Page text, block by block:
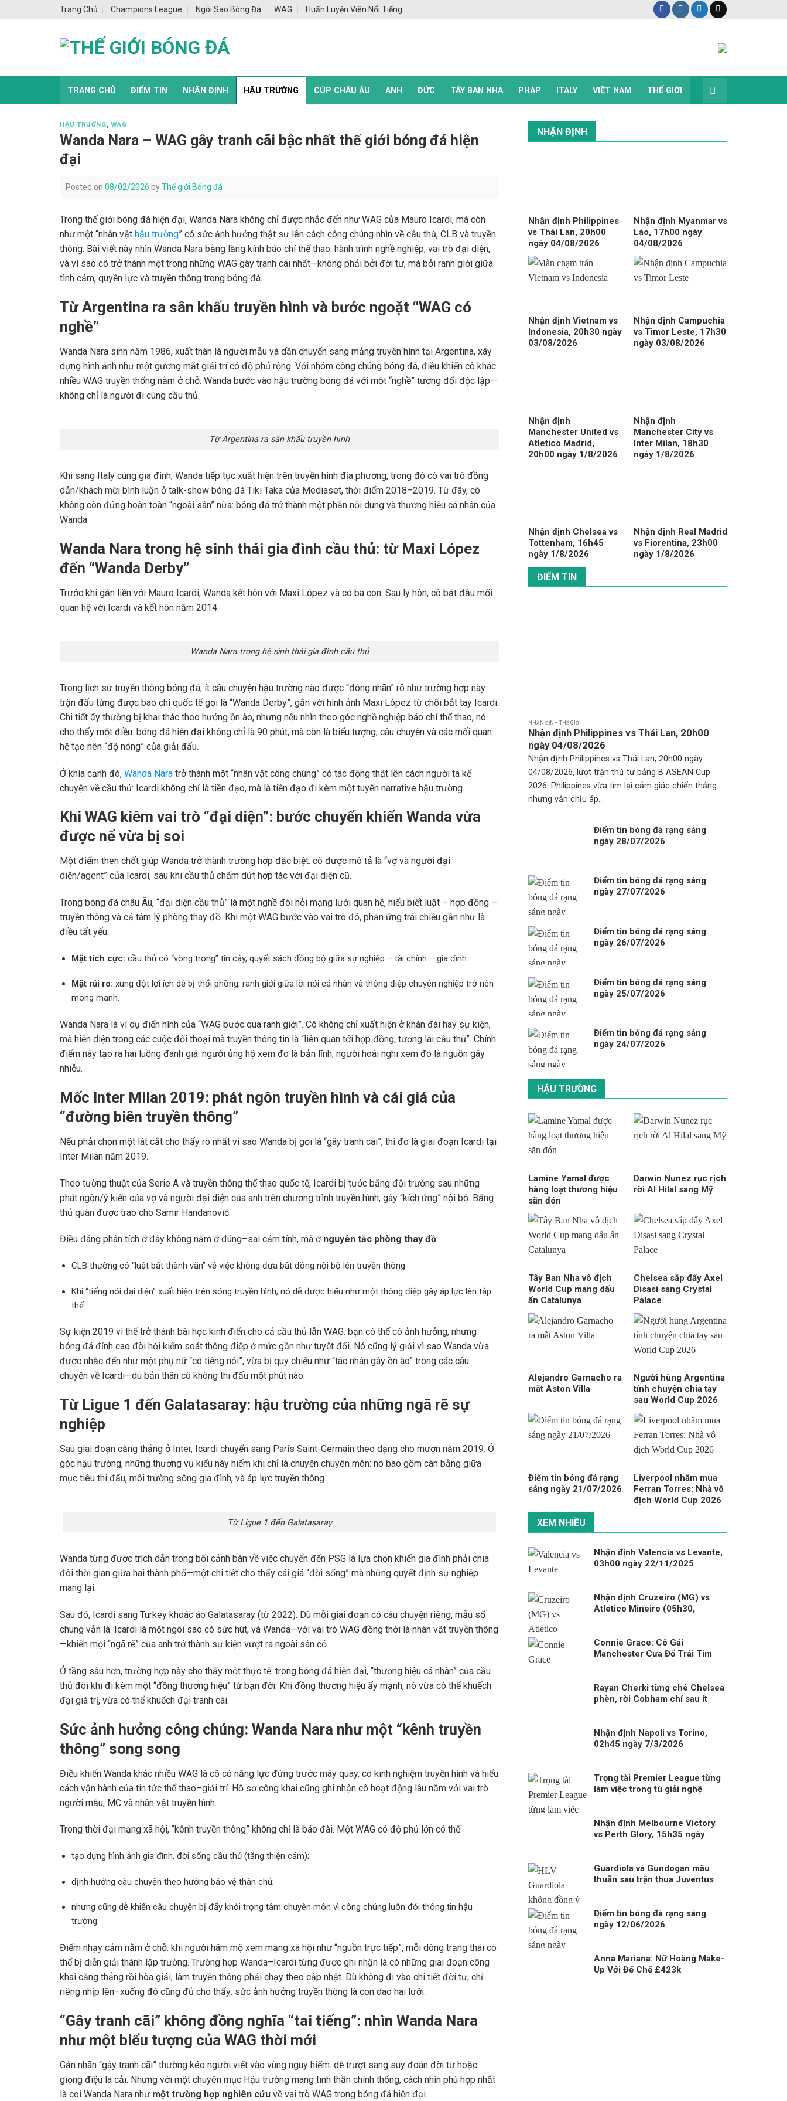
Trang Chủ Champions League Ngôi Sao Bóng Đá WAG Huấn Luyện Viên Nổi Tiếng
TRANG CHỦ ĐIỂM TIN NHẬN ĐỊNH HẬU TRƯỜNG CÚP CHÂU ÂU ANH ĐỨC TÂY BAN NHA PHÁP ITALY VIỆT NAM THẾ GIỚI
HẬU TRƯỜNG, WAG
Wanda Nara – WAG gây tranh cãi bậc nhất thế giới bóng đá hiện
đại
Posted on 08/02/2026 byThế giới Bóng đá
Trong thế giới bóng đá hiện đại, Wanda Nara không chỉ được nhắc đến như WAG của Mauro Icardi, mà còn
như một “nhân vật hậu trường” có sức ảnh hưởng thật sự lên cách công chúng nhìn về cầu thủ, CLB và truyền
thông. Bài viết này nhìn Wanda Nara bằng lăng kính báo chí thể thao: hành trình nghề nghiệp, vai trò đại diện,
và vì sao cô trở thành một trong những WAG gây tranh cãi nhất—không phải bởi đời tư, mà bởi ranh giới giữa
tình cảm, quyền lực và truyền thông trong bóng đá.
TừArgentina ra sân khấu truyền hình và bước ngoặt “WAG có
nghề”
Wanda Nara sinh năm 1986, xuất thân là người mẫu và dần chuyển sang mảng truyền hình tại Argentina, xây
dựng hình ảnh như một gương mặt giải trí có độ phủ rộng. Với nhóm công chúng bóng đá, điều khiến cô khác
nhiều WAG truyền thống nằm ở chỗ: Wanda bước vào hậu trường bóng đá với một “nghề” tương đối độc lập—
không chỉ là người đi cùng cầu thủ.
Từ Argentina ra sân khấu truyền hình
Khi sang Italy cùng gia đình, Wanda tiếp tục xuất hiện trên truyền hình địa phương, trong đó có vai trò đồng
dẫn/khách mời bình luận ở talk-show bóng đá Tiki Taka của Mediaset, thời điểm 2018–2019. Từ đây, cô
không còn đứng hoàn toàn “ngoài sân” nữa: bóng đá trở thành một phần nội dung và thương hiệu cá nhân của
Wanda.
Wanda Nara trong hệ sinh thái gia đình cầu thủ: từ Maxi López
đến “Wanda Derby”
Trước khi gắn liền với Mauro Icardi, Wanda kết hôn với Maxi López và có ba con. Sau ly hôn, cô bắt đầu mối
quan hệ với Icardi và kết hôn năm 2014.
Wanda Nara trong hệ sinh thái gia đình cầu thủ
Trong lịch sử truyền thông bóng đá, ít câu chuyện hậu trường nào được “đóng nhãn” rõ như trường hợp này:
trận đấu từng được báo chí quốc tế gọi là “Wanda Derby”, gắn với hình ảnh Maxi López từ chối bắt tay Icardi.
Chi tiết ấy thường bị khai thác theo hướng ồn ào, nhưng nếu nhìn theo góc nghề nghiệp báo chí thể thao, nó
cho thấy một điều: bóng đá hiện đại không chỉ là 90 phút, mà còn là biểu tượng, câu chuyện và các mối quan
hệ tạo nên “độ nóng” của giải đấu.
Ở khía cạnh đó, Wanda Nara trở thành một “nhân vật công chúng” có tác động thật lên cách người ta kể
chuyện về cầu thủ: Icardi không chỉ là tiền đạo, mà là tiền đạo đi kèm một tuyến narrative hậu trường.
Khi WAG kiêm vai trò “đại diện”: bước chuyển khiến Wanda vừa
được nể vừa bị soi
Một điểm then chốt giúp Wanda trở thành trường hợp đặc biệt: cô được mô tả là “vợ và người đại
diện/agent” của Icardi, sau khi cầu thủ chấm dứt hợp tác với đại diện cũ.
Trong bóng đá châu Âu, “đại diện cầu thủ” là một nghề đòi hỏi mạng lưới quan hệ, hiểu biết luật – hợp đồng –
truyền thông và cả tâm lý phòng thay đồ. Khi một WAG bước vào vai trò đó, phản ứng trái chiều gần như là
điều tất yếu:
Mặt tích cực: cầu thủ có “vòng trong” tin cậy, quyết sách đồng bộ giữa sự nghiệp – tài chính – gia đình.
Mặt rủi ro: xung đột lợi ích dễ bị thổi phồng; ranh giới giữa lời nói cá nhân và thông điệp chuyên nghiệp trở nên
mong manh.
Wanda Nara là ví dụ điển hình của “WAG bước qua ranh giới”. Cô không chỉ xuất hiện ở khán đài hay sự kiện,
mà hiện diện trong các cuộc đối thoại mà truyền thông tin là “liên quan tới hợp đồng, tương lai cầu thủ”. Chính
điểm này tạo ra hai luồng đánh giá: người ủng hộ xem đó là bản lĩnh; người hoài nghi xem đó là nguồn gây
nhiễu.
Mốc Inter Milan 2019: phát ngôn truyền hình và cái giá của
“đường biên truyền thông”
Nếu phải chọn một lát cắt cho thấy rõ nhất vì sao Wanda bị gọi là “gây tranh cãi”, thì đó là giai đoạn Icardi tại
Inter Milan năm 2019.
Theo tường thuật của Serie A và truyền thông thể thao quốc tế, Icardi bị tước băng đội trưởng sau những
phát ngôn/ý kiến của vợ và người đại diện của anh trên chương trình truyền hình, gây “kích ứng” nội bộ. Băng
thủ quân được trao cho Samir Handanović.
Điều đáng phân tích ở đây không nằm ở đúng–sai cảm tính, mà ở nguyên tắc phòng thay đồ:
CLB thường có “luật bất thành văn” về việc không đưa bất đồng nội bộ lên truyền thông.
Khi “tiếng nói đại diện” xuất hiện trên sóng truyền hình, nó dễ được hiểu như một thông điệp gây áp lực lên tập
thể.
Sự kiện 2019 vì thế trở thành bài học kinh điển cho cả cầu thủ lẫn WAG: bạn có thể có ảnh hưởng, nhưng
bóng đá đỉnh cao đòi hỏi kiểm soát thông điệp ở mức gần như tuyệt đối. Nó cũng lý giải vì sao Wanda vừa
được nhắc đến như một phụ nữ “có tiếng nói”, vừa bị quy chiếu như “tác nhân gây ồn ào” trong các câu
chuyện về Icardi—dù bản thân cô không thi đấu một phút nào.
Từ Ligue 1 đến Galatasaray: hậu trường của những ngã rẽ sự
nghiệp
Sau giai đoạn căng thẳng ở Inter, Icardi chuyển sang Paris Saint-Germain theo dạng cho mượn năm 2019. Ở
góc hậu trường, những thương vụ kiểu này hiếm khi chỉ là chuyện chuyên môn: nó bao gồm cân bằng giữa
mục tiêu thi đấu, môi trường sống gia đình, và áp lực truyền thông.
Từ Ligue 1 đến Galatasaray
Wanda từng được trích dẫn trong bối cảnh bàn về việc chuyển đến PSG là lựa chọn khiến gia đình phải chia
đôi thời gian giữa hai thành phố—một chi tiết cho thấy cái giá “đời sống” mà những quyết định sự nghiệp
mang lại.
Sau đó, Icardi sang Turkey khoác áo Galatasaray (từ 2022). Dù mỗi giai đoạn có câu chuyện riêng, mẫu số
chung vẫn là: Icardi là một ngôi sao có sức hút, và Wanda—với vai trò WAG đồng thời là nhân vật truyền thông
—khiến mọi “ngã rẽ” của anh trở thành sự kiện vượt ra ngoài sân cỏ.
Ở tầng sâu hơn, trường hợp này cho thấy một thực tế: trong bóng đá hiện đại, “thương hiệu cá nhân” của cầu
thủ đôi khi đi kèm một “đồng thương hiệu” từ bạn đời. Khi đồng thương hiệu ấy mạnh, nó vừa có thể khuếch
đại giá trị, vừa có thể khuếch đại tranh cãi.
Sức ảnh hưởng công chúng: Wanda Nara như một “kênh truyền
thông” song song
Điều khiến Wanda khác nhiều WAG là cô có năng lực đứng trước máy quay, có kinh nghiệm truyền hình và hiểu
cách vận hành của tin tức thể thao–giải trí. Hồ sơ công khai cũng ghi nhận cô hoạt động lâu năm với vai trò
người mẫu, MC và nhân vật truyền hình.
Trong thời đại mạng xã hội, “kênh truyền thông” không chỉ là báo đài. Một WAG có độ phủ lớn có thể:
tạo dựng hình ảnh gia đình, đời sống cầu thủ (tăng thiện cảm);
định hướng câu chuyện theo hướng bảo vệ thân chủ;
nhưng cũng dễ khiến câu chuyện bị đẩy khỏi trọng tâm chuyên môn vì công chúng luôn đói thông tin hậu
trường.
Điểm nhạy cảm nằm ở chỗ: khi người hâm mộ xem mạng xã hội như “nguồn trực tiếp”, mỗi dòng trạng thái có
thể bị diễn giải thành lập trường. Trường hợp Wanda–Icardi từng được ghi nhận là có những giai đoạn công
khai căng thẳng rồi hòa giải, làm truyền thông phải chạy theo cập nhật. Dù không đi vào chi tiết đời tư, chỉ
riêng nhịp lên–xuống đó cũng đủ cho thấy: sức ảnh hưởng truyền thông là con dao hai lưỡi.
“Gây tranh cãi” không đồng nghĩa “tai tiếng”: nhìn Wanda Nara
như một biểu tượng của WAG thời mới
Gắn nhãn “gây tranh cãi” thường kéo người viết vào vùng nguy hiểm: dễ trượt sang suy đoán đời tư hoặc
giọng điệu lá cải. Nhưng với một chuyên mục Hậu trường mang tinh thần chính thống, cách nhìn phù hợp nhất
là coi Wanda Nara như một trường hợp nghiên cứu về vai trò WAG trong bóng đá hiện đại.
NHẬN ĐỊNH
Nhận định Philippines
vs Thái Lan, 20h00
ngày 04/08/2026
Nhận định Myanmar vs
Lào, 17h00 ngày
04/08/2026
Nhận định Vietnam vs
Indonesia, 20h30 ngày
03/08/2026
Nhận định Campuchia
vs Timor Leste, 17h30
ngày 03/08/2026
Nhận định
Manchester United vs
Atletico Madrid,
20h00 ngày 1/8/2026
Nhận định
Manchester City vs
Inter Milan, 18h30
ngày 1/8/2026
Nhận định Chelsea vs
Tottenham, 16h45
ngày 1/8/2026
Nhận định Real Madrid
vs Fiorentina, 23h00
ngày 1/8/2026
ĐIỂM TIN
NHẬN ĐỊNH THẾ GIỚI
Nhận định Philippines vs Thái Lan, 20h00
ngày 04/08/2026
Nhận định Philippines vs Thái Lan, 20h00 ngày
04/08/2026, lượt trận thứ tư bảng B ASEAN Cup
2026. Philippines vừa tìm lại cảm giác chiến thắng
nhưng vẫn chịu áp...
Điểm tin bóng đá rạng sáng
ngày 28/07/2026
Điểm tin bóng đá rạng sáng
ngày 27/07/2026
Điểm tin bóng đá rạng sáng
ngày 26/07/2026
Điểm tin bóng đá rạng sáng
ngày 25/07/2026
Điểm tin bóng đá rạng sáng
ngày 24/07/2026
HẬU TRƯỜNG
Lamine Yamal được
hàng loạt thương hiệu
săn đón
Darwin Nunez rục rịch
rời Al Hilal sang Mỹ
Tây Ban Nha vô địch
World Cup mang dấu
ấn Catalunya
Chelsea sắp đẩy Axel
Disasi sang Crystal
Palace
Alejandro Garnacho ra
mắt Aston Villa
Người hùng Argentina
tính chuyện chia tay
sau World Cup 2026
Điểm tin bóng đá rạng
sáng ngày 21/07/2026
Liverpool nhắm mua
Ferran Torres: Nhà vô
địch World Cup 2026
XEM NHIỀU
Nhận định Valencia vs Levante,
03h00 ngày 22/11/2025
Nhận định Cruzeiro (MG) vs
Atletico Mineiro (05h30,
Connie Grace: Cô Gái
Manchester Cưa Đổ Trái Tim
Rayan Cherki từng chê Chelsea
phèn, rời Cobham chỉ sau ít
Nhận định Napoli vs Torino,
02h45 ngày 7/3/2026
Trọng tài Premier League từng
làm việc trong tù giải nghệ
Nhận định Melbourne Victory
vs Perth Glory, 15h35 ngày
Guardiola và Gundogan mâu
thuẫn sau trận thua Juventus
Điểm tin bóng đá rạng sáng
ngày 12/06/2026
Anna Mariana: Nữ Hoàng Make-
Up Với Đế Chế £423k